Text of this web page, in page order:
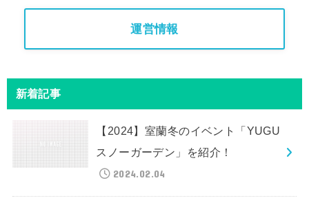
運営情報
新着記事
【2024】室蘭冬のイベント「YUGU
スノーガーデン」を紹介！
2024.02.04